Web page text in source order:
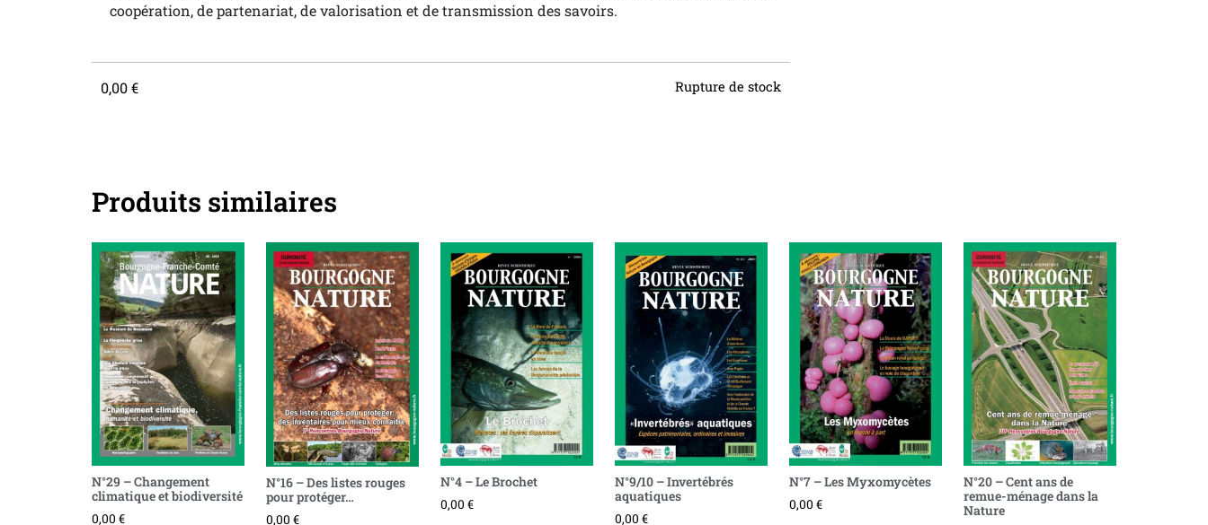
coopération, de partenariat, de valorisation et de transmission des savoirs.
0,00€ Rupture de stock
Produits similaires
N°29 – Changement
climatique et biodiversité
0,00 €
N°16 – Des listes rouges
pour protéger…
0,00 €
N°4 – Le Brochet
0,00 €
N°9/10 – Invertébrés
aquatiques
0,00 €
N°7 – Les Myxomycètes
0,00 €
N°20 – Cent ans de
remue-ménage dans la
Nature